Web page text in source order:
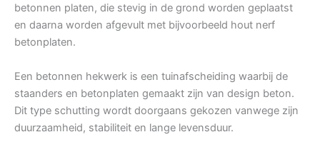
betonnen platen, die stevig in de grond worden geplaatst
en daarna worden afgevult met bijvoorbeeld hout nerf
betonplaten.
Een betonnen hekwerk is een tuinafscheiding waarbij de
staanders en betonplaten gemaakt zijn van design beton.
Dit type schutting wordt doorgaans gekozen vanwege zijn
duurzaamheid, stabiliteit en lange levensduur.